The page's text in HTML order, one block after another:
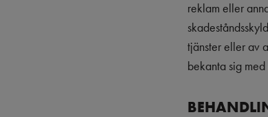
reklam eller
tjänster eller av
bekanta sig